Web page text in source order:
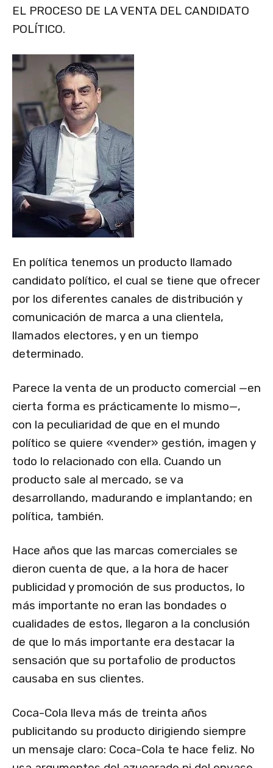
EL PROCESO DE LA VENTA DEL CANDIDATO
POLÍTICO.
En política tenemos un producto llamado
candidato político, el cual se tiene que ofrecer
por los diferentes canales de distribución y
comunicación de marca a una clientela,
llamados electores, y en un tiempo
determinado.
Parece la venta de un producto comercial —en
cierta forma es prácticamente lo mismo—,
con la peculiaridad de que en el mundo
político se quiere «vender» gestión, imagen y
todo lo relacionado con ella. Cuando un
producto sale al mercado, se va
desarrollando, madurando e implantando; en
política, también.
Hace años que las marcas comerciales se
dieron cuenta de que, a la hora de hacer
publicidad y promoción de sus productos, lo
más importante no eran las bondades o
cualidades de estos, llegaron a la conclusión
de que lo más importante era destacar la
sensación que su portafolio de productos
causaba en sus clientes.
Coca-Cola lleva más de treinta años
publicitando su producto dirigiendo siempre
un mensaje claro: Coca-Cola te hace feliz. No